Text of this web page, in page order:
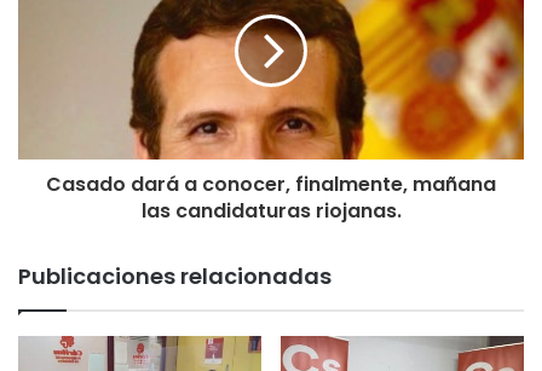
Casado dará a conocer, finalmente, mañana
las candidaturas riojanas.
Publicaciones relacionadas